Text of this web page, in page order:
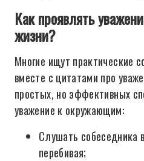
Как проявлять
жизни?
Многие ищут практические
вместе с цитатами про
простых, но эффективных
уважение к окружающим:
Слушать собеседника
перебивая;